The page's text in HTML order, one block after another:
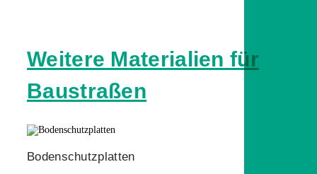
Weitere Materialien für
Baustraßen
Bodenschutzplatten